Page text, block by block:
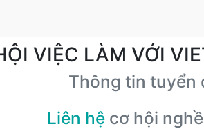
VIỆC LÀM VỚI
Thông tin tuyển
Liên hệ cơ hội